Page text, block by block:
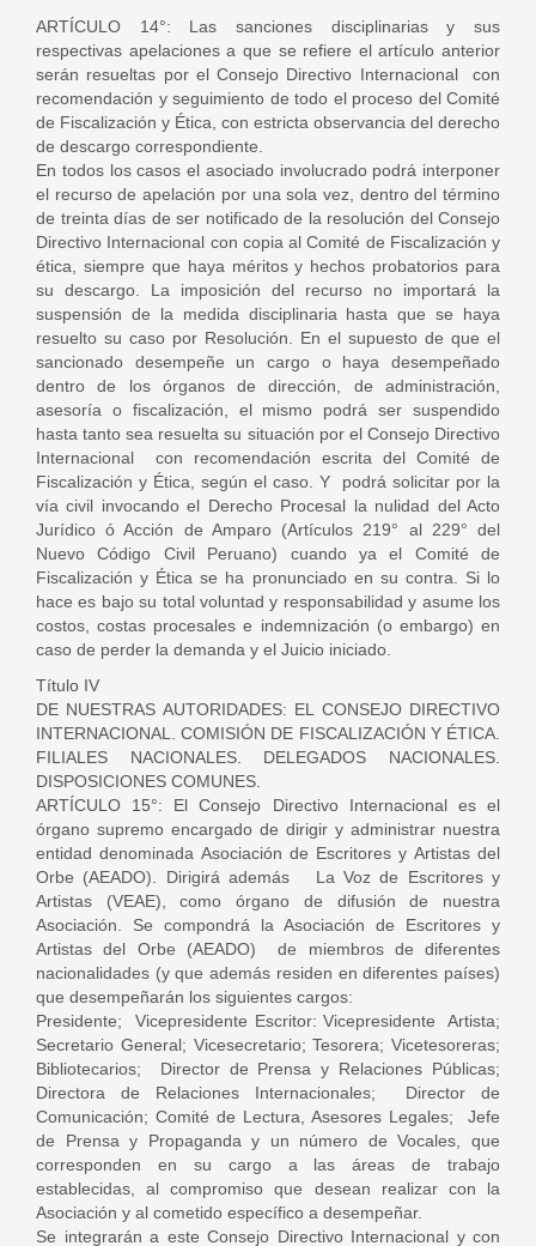
ARTÍCULO 14°: Las sanciones disciplinarias y sus
respectivas apelaciones a que se refiere el artículo anterior
serán resueltas por el Consejo Directivo Internacional con
recomendación y seguimiento de todo el proceso del Comité
de Fiscalización y Ética, con estricta observancia del derecho
de descargo correspondiente.
En todos los casos el asociado involucrado podrá interponer
el recurso de apelación por una sola vez, dentro del término
de treinta días de ser notificado de la resolución del Consejo
Directivo Internacional con copia al Comité de Fiscalización y
ética, siempre que haya méritos y hechos probatorios para
su descargo. La imposición del recurso no importará la
suspensión de la medida disciplinaria hasta que se haya
resuelto su caso por Resolución. En el supuesto de que el
sancionado desempeñe un cargo o haya desempeñado
dentro de los órganos de dirección, de administración,
asesoría o fiscalización, el mismo podrá ser suspendido
hasta tanto sea resuelta su situación por el Consejo Directivo
Internacional con recomendación escrita del Comité de
Fiscalización y Ética, según el caso. Y podrá solicitar por la
vía civil invocando el Derecho Procesal la nulidad del Acto
Jurídico ó Acción de Amparo (Artículos 219° al 229° del
Nuevo Código Civil Peruano) cuando ya el Comité de
Fiscalización y Ética se ha pronunciado en su contra. Si lo
hace es bajo su total voluntad y responsabilidad y asume los
costos, costas procesales e indemnización (o embargo) en
caso de perder la demanda y el Juicio iniciado.
Título IV
DE NUESTRAS AUTORIDADES: EL CONSEJO DIRECTIVO
INTERNACIONAL. COMISIÓN DE FISCALIZACIÓN Y ÉTICA.
FILIALES NACIONALES. DELEGADOS NACIONALES.
DISPOSICIONES COMUNES.
ARTÍCULO 15°: El Consejo Directivo Internacional es el
órgano supremo encargado de dirigir y administrar nuestra
entidad denominada Asociación de Escritores y Artistas del
Orbe (AEADO). Dirigirá además La Voz de Escritores y
Artistas (VEAE), como órgano de difusión de nuestra
Asociación. Se compondrá la Asociación de Escritores y
Artistas del Orbe (AEADO) de miembros de diferentes
nacionalidades (y que además residen en diferentes países)
que desempeñarán los siguientes cargos:
Presidente; Vicepresidente Escritor: Vicepresidente Artista;
Secretario General; Vicesecretario; Tesorera; Vicetesoreras;
Bibliotecarios; Director de Prensa y Relaciones Públicas;
Directora de Relaciones Internacionales; Director de
Comunicación; Comité de Lectura, Asesores Legales; Jefe
de Prensa y Propaganda y un número de Vocales, que
corresponden en su cargo a las áreas de trabajo
establecidas, al compromiso que desean realizar con la
Asociación y al cometido específico a desempeñar.
Se integrarán a este Consejo Directivo Internacional y con